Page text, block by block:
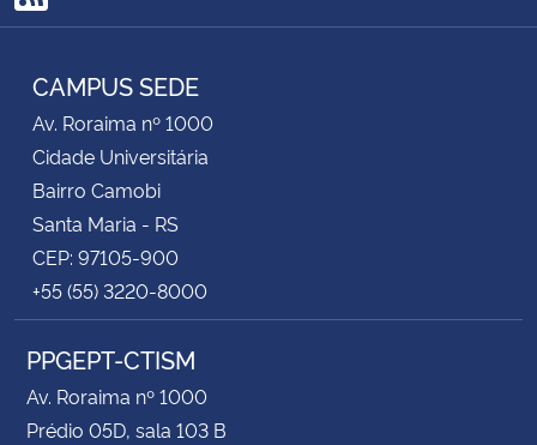
SALAS SELEÇÃO PPGEPT 2025
ALTERAÇÃO DE CRONOGRAMA
LISTA FINAL DE SELECIONADOS PROVA ON LINE
SELEÇÃO PPGEPT
RESULTADO FINAL-seleção-PPGEPT
RSS
CAMPUS SEDE
Av. Roraima nº 1000
Cidade Universitária
Bairro Camobi
Santa Maria - RS
CEP: 97105-900
+55 (55) 3220-8000
PPGEPT-CTISM
Av. Roraima nº 1000
Prédio 05D, sala 103 B